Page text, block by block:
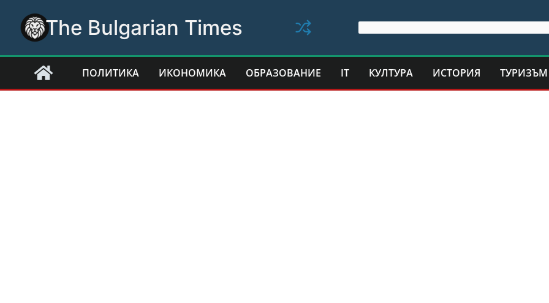
content
The Bulgarian Times
ПОЛИТИКА ИКОНОМИКА ОБРАЗОВАНИЕ IT КУЛТУРА ИСТОРИЯ ТУРИЗЪМ